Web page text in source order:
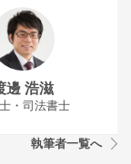
邊 浩滋
・司法書士
執筆者一覧へ